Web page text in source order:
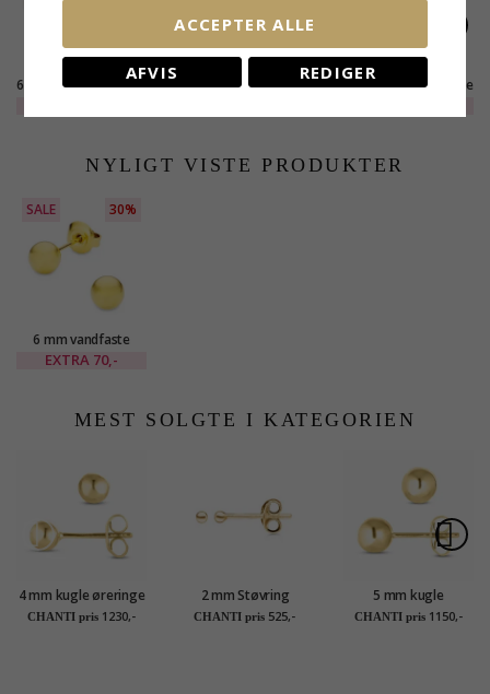
6 mm vandfaste perle
stål - OCEANA
4 mm vandfaste perle
stål - OCEANA
3 mm vandfaste perle
stål - OCEANA
NYLIGT VISTE PRODUKTER
SALE 30%
6 mm vandfaste
ørestikker i forgyldt
EXTRA 70,-
MEST SOLGTE I KATEGORIEN
4 mm kugle øreringe
i 14 karat guld - Gold
CHANTI pris 1230,-
2 mm Støvring
Design kugle
CHANTI pris 525,-
5 mm kugle
ørestikker i 14 karat
CHANTI pris 1150,-
ACCEPTER ALLE
AFVIS REDIGER